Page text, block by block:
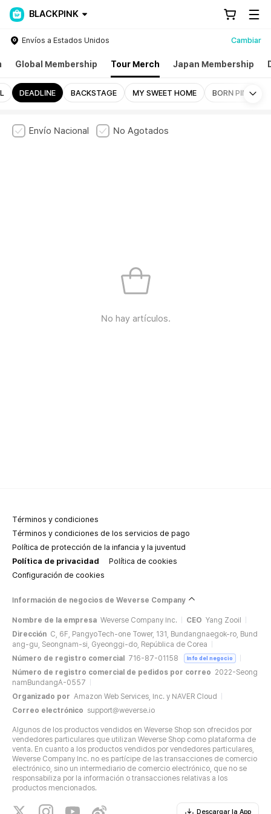
BLACKPINK
Envíos a Estados Unidos Cambiar
Global Membership Tour Merch Japan Membership
DEADLINE BACKSTAGE MY SWEET HOME BORN PINK
Envío Nacional No Agotados
No hay artículos.
Términos y condiciones
Términos y condiciones de los servicios de pago
Política de protección de la infancia y la juventud
Política de privacidad
Política de cookies
Configuración de cookies
Información de negocios de Weverse Company
Nombre de la empresa Weverse Company Inc. CEO Yang Zooil
Dirección C, 6F, PangyoTech-one Tower, 131, Bundangnaegok-ro, Bund
ang-gu, Seongnam-si, Gyeonggi-do, República de Corea
Número de registro comercial
716-87-01158 Info del negocio
Número de registro comercial de pedidos por correo 2022-Seong
namBundangA-0557
Organizado por Amazon Web Services, Inc. y NAVER Cloud
Correo electrónico support@weverse.io
Algunos de los productos vendidos en Weverse Shop son ofrecidos por
vendedores particulares que utilizan Weverse Shop como plataforma de
venta. En cuanto a los productos vendidos por vendedores particulares,
Weverse Company Inc. no es partícipe de las transacciones de comercio
electrónico, sino un intermediario de comercio electrónico, que no se
responsabiliza por la información o transacciones relativas a los
productos mencionados.
Descargar la App